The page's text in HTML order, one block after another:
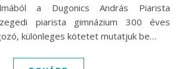
a Dugonics András Piarista
piarista gimnázium 300 éves
különleges kötetet mutatjuk be…